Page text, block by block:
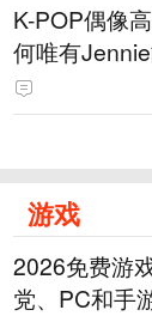
K-POP偶像
何唯有
游戏
2026免费游
党、PC和手